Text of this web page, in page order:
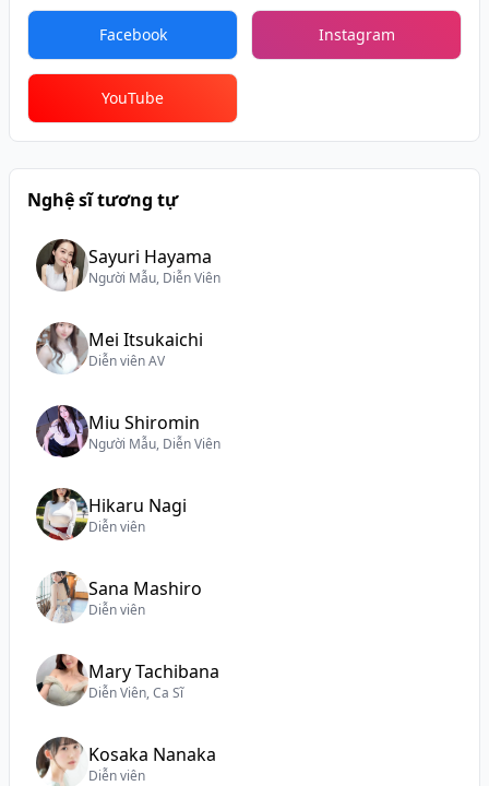
Facebook Instagram
YouTube
Nghệ sĩ tương tự
Sayuri Hayama
Người Mẫu, Diễn Viên
Mei Itsukaichi
Diễn viên AV
Miu Shiromin
Người Mẫu, Diễn Viên
Hikaru Nagi
Diễn viên
Sana Mashiro
Diễn viên
Mary Tachibana
Diễn Viên, Ca Sĩ
Kosaka Nanaka
Diễn viên